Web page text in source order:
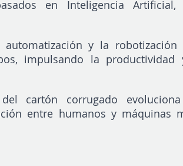
en Inteligencia Artificial,
y la robotización
impulsando la
cartón corrugado
entre humanos y máquinas